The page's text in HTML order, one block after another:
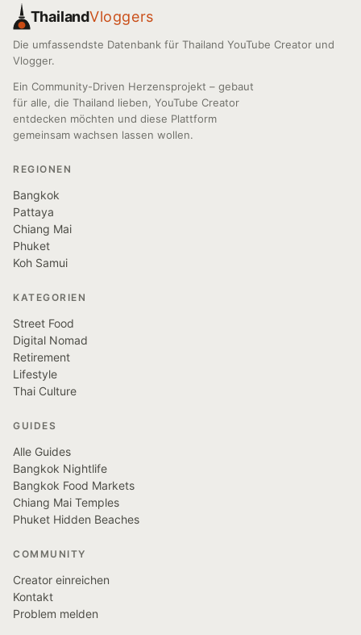
ThailandVloggers
Die umfassendste Datenbank für Thailand YouTube Creator und
Vlogger.
Ein Community-Driven Herzensprojekt – gebaut
für alle, die Thailand lieben, YouTube Creator
entdecken möchten und diese Plattform
gemeinsam wachsen lassen wollen.
REGIONEN
Bangkok
Pattaya
Chiang Mai
Phuket
Koh Samui
KATEGORIEN
Street Food
Digital Nomad
Retirement
Lifestyle
Thai Culture
GUIDES
Alle Guides
Bangkok Nightlife
Bangkok Food Markets
Chiang Mai Temples
Phuket Hidden Beaches
COMMUNITY
Creator einreichen
Kontakt
Problem melden